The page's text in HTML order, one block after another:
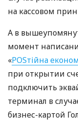
на кассовом
А в
момент
«POSтійна
при открытии
подключить
терминал в
бизнес-картой